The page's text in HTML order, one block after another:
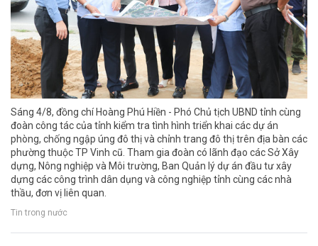
Sáng 4/8, đồng chí Hoàng Phú Hiền - Phó Chủ tịch UBND tỉnh cùng
đoàn công tác của tỉnh kiểm tra tình hình triển khai các dự án
phòng, chống ngập úng đô thị và chỉnh trang đô thị trên địa bàn các
phường thuộc TP Vinh cũ. Tham gia đoàn có lãnh đạo các Sở Xây
dựng, Nông nghiệp và Môi trường, Ban Quản lý dự án đầu tư xây
dựng các công trình dân dụng và công nghiệp tỉnh cùng các nhà
thầu, đơn vị liên quan.
Tin trong nước